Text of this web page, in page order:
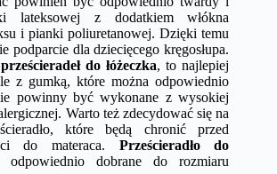
lateksowej z dodatkiem włókna
i pianki poliuretanowej. Dzięki temu
podparcie dla dziecięcego kręgosłupa.
prześcieradeł do łóżeczka, to najlepiej
z gumką, które można odpowiednio
powinny być wykonane z wysokiej
Warto też zdecydować się na
które będą chronić przed
do materaca. Prześcieradło do
dobrane do rozmiaru